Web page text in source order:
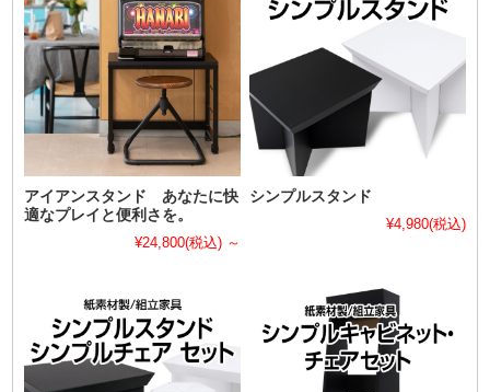
アイアンスタンド あなたに快
適なプレイと便利さを。
¥24,800(税込) ～
シンプルスタンド
¥4,980(税込)